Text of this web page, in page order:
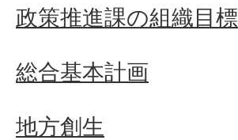
政策推進課の組織目標
総合基本計画
地方創生